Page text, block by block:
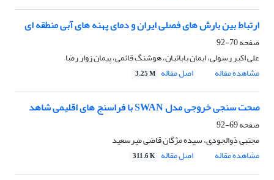
ارتباط بین بارش های فصلی ایران و دمای پهنه های آبی منطقه ای
صفحه70-92
علی اکبر رسولی، ایمان بابائیان، هوشنگ قائمی، پیمان زوار رضا
مشاهده مقاله
اصل مقاله 3.25 M
صحت سنجی خروجی مدل SWAN با فراسنج های اقلیمی شاهد
صفحه69-92
مجتبی ذوالجودی، سیده مژگان قاضی میرسعید
مشاهده مقاله
اصل مقاله 311.6 K